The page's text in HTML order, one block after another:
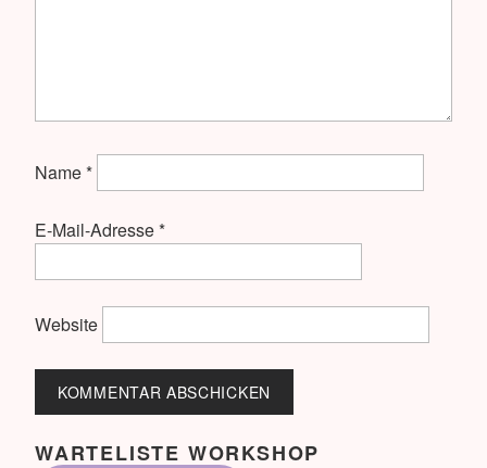
Name*
E-Mail-Adresse*
Website
WARTELISTE WORKSHOP